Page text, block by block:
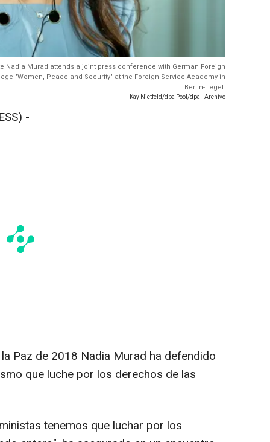
Nadia Murad attends a joint press conference with German Foreign
"Women, Peace and Security" at the Foreign Service Academy in
Berlin-Tegel.
- Kay Nietfeld/dpa Pool/dpa - Archivo
-
Paz de 2018 Nadia Murad ha defendido
que luche por los derechos de las
tenemos que luchar por los